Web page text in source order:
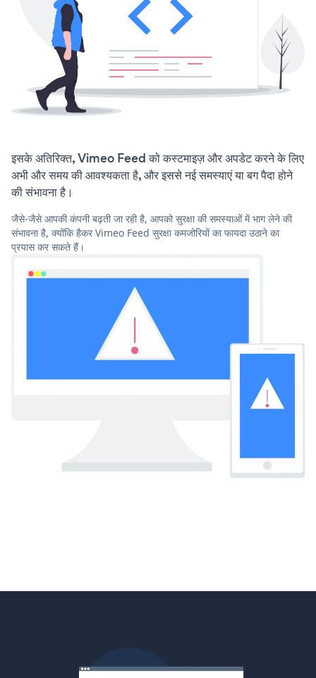
इसके अतिरिक्त, Vimeo Feed को कस्टमाइज़ और अपडेट करने के लिए
अभी और समय की आवश्यकता है, और इससे नई समस्याएं या बग पैदा होने
की संभावना है।
जैसे-जैसे आपकी कंपनी बढ़ती जा रही है, आपको सुरक्षा की समस्याओं में भाग लेने की
संभावना है, क्योंकि हैकर Vimeo Feed सुरक्षा कमजोरियों का फायदा उठाने का
प्रयास कर सकते हैं।